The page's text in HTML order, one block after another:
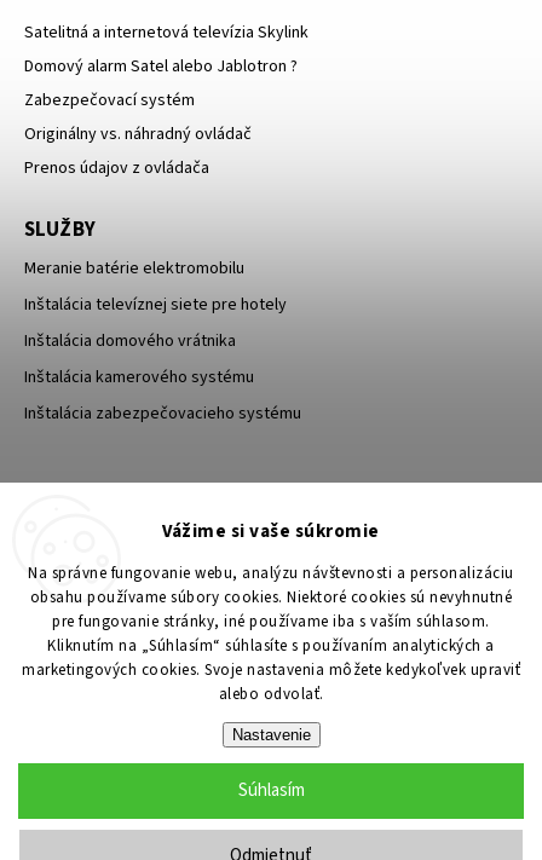
Vážime si vaše súkromie
Na správne fungovanie webu, analýzu návštevnosti a personalizáciu
obsahu používame súbory cookies. Niektoré cookies sú nevyhnutné
pre fungovanie stránky, iné používame iba s vaším súhlasom.
Kliknutím na „Súhlasím“ súhlasíte s používaním analytických a
marketingových cookies. Svoje nastavenia môžete kedykoľvek upraviť
alebo odvolať.
Nastavenie
Súhlasím
Satelitná a internetová televízia Skylink
Domový alarm Satel alebo Jablotron ?
Zabezpečovací systém
Originálny vs. náhradný ovládač
Prenos údajov z ovládača
SLUŽBY
Meranie batérie elektromobilu
Inštalácia televíznej siete pre hotely
Inštalácia domového vrátnika
Inštalácia kamerového systému
Inštalácia zabezpečovacieho systému
Upraviť nastavenie cookies